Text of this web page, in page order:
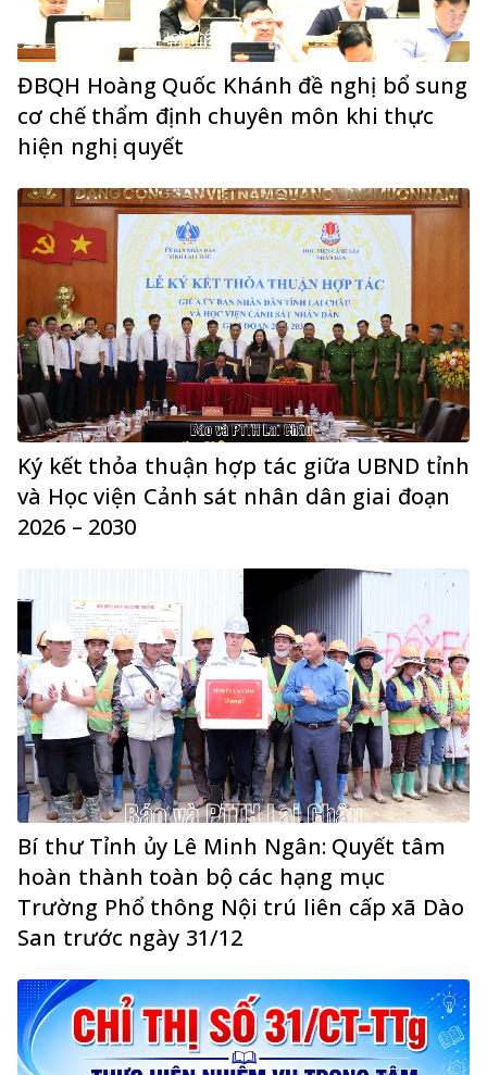
ĐBQH Hoàng Quốc Khánh đề nghị bổ sung
cơ chế thẩm định chuyên môn khi thực
hiện nghị quyết
Ký kết thỏa thuận hợp tác giữa UBND tỉnh
và Học viện Cảnh sát nhân dân giai đoạn
2026 – 2030
Bí thư Tỉnh ủy Lê Minh Ngân: Quyết tâm
hoàn thành toàn bộ các hạng mục
Trường Phổ thông Nội trú liên cấp xã Dào
San trước ngày 31/12